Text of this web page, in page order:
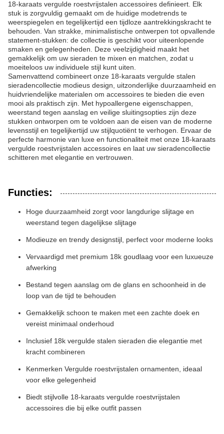
18-karaats vergulde roestvrijstalen accessoires definieert. Elk
stuk is zorgvuldig gemaakt om de huidige modetrends te
weerspiegelen en tegelijkertijd een tijdloze aantrekkingskracht te
behouden. Van strakke, minimalistische ontwerpen tot opvallende
statement-stukken: de collectie is geschikt voor uiteenlopende
smaken en gelegenheden. Deze veelzijdigheid maakt het
gemakkelijk om uw sieraden te mixen en matchen, zodat u
moeiteloos uw individuele stijl kunt uiten.
Samenvattend combineert onze 18-karaats vergulde stalen
sieradencollectie modieus design, uitzonderlijke duurzaamheid en
huidvriendelijke materialen om accessoires te bieden die even
mooi als praktisch zijn. Met hypoallergene eigenschappen,
weerstand tegen aanslag en veilige sluitingsopties zijn deze
stukken ontworpen om te voldoen aan de eisen van de moderne
levensstijl en tegelijkertijd uw stijlquotiënt te verhogen. Ervaar de
perfecte harmonie van luxe en functionaliteit met onze 18-karaats
vergulde roestvrijstalen accessoires en laat uw sieradencollectie
schitteren met elegantie en vertrouwen.
Functies:
Hoge duurzaamheid zorgt voor langdurige slijtage en
weerstand tegen dagelijkse slijtage
Modieuze en trendy designstijl, perfect voor moderne looks
Vervaardigd met premium 18k goudlaag voor een luxueuze
afwerking
Bestand tegen aanslag om de glans en schoonheid in de
loop van de tijd te behouden
Gemakkelijk schoon te maken met een zachte doek en
vereist minimaal onderhoud
Inclusief 18k vergulde stalen sieraden die elegantie met
kracht combineren
Kenmerken Vergulde roestvrijstalen ornamenten, ideaal
voor elke gelegenheid
Biedt stijlvolle 18-karaats vergulde roestvrijstalen
accessoires die bij elke outfit passen